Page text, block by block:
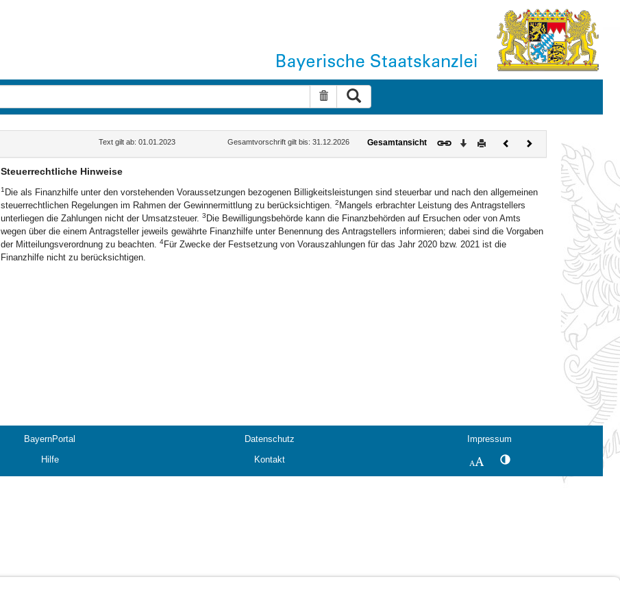
Suche zurücksetzen
Text gilt ab: 01.01.2023 Gesamtvorschrift gilt bis: 31.12.2026 Gesamtansicht Download
DruckenVorherigesNächstes
Dokument
Steuerrechtliche Hinweise
1 Die als Finanzhilfe unter den vorstehenden Voraussetzungen bezogenen Billigkeitsleistungen sind steuerbar und nach den allgemeinen
steuerrechtlichen Regelungen im Rahmen der Gewinnermittlung zu berücksichtigen. 2 Mangels erbrachter Leistung des Antragstellers
unterliegen die Zahlungen nicht der Umsatzsteuer. 3 Die Bewilligungsbehörde kann die Finanzbehörden auf Ersuchen oder von Amts
wegen über die einem Antragsteller jeweils gewährte Finanzhilfe unter Benennung des Antragstellers informieren; dabei sind die Vorgaben
der Mitteilungsverordnung zu beachten. 4Für Zwecke der Festsetzung von Vorauszahlungen für das Jahr 2020 bzw. 2021 ist die
Finanzhilfe nicht zu berücksichtigen.
BayernPortal Datenschutz
Impressum
Hilfe Kontakt SchriftgrößeKontrastwechsel